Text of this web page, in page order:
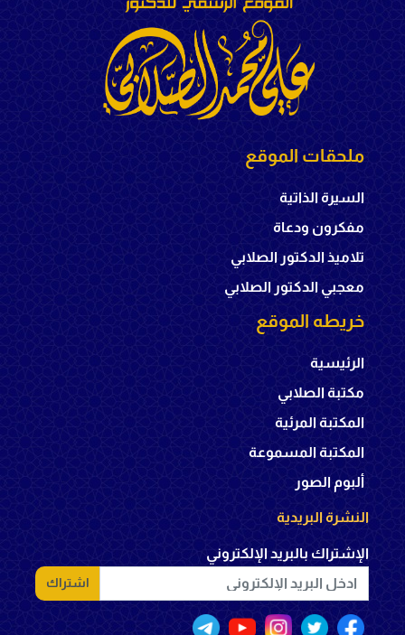
ملحقات الموقع
السيرة الذاتية
مفكرون ودعاة
تلاميذ الدكتور الصلابي
معجبي الدكتور الصلابي
خريطه الموقع
الرئيسية
مكتبة الصلابي
المكتبة المرئية
المكتبة المسموعة
ألبوم الصور
النشرة البريدية
الإشتراك بالبريد الإلكتروني
اشتراك